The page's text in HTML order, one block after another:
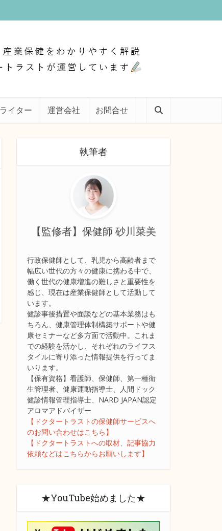
ライター 運営会社 お問合せ
執筆者
【監修者】保健師 砂川菜美
行政保健師として、乳児から高齢者まで
幅広い世代の方々の健康に携わる中で、
働く世代の健康増進の難しさと重要性を
感じ、現在は産業保健師として活動して
います。
健診事後措置や面談などの基本業務はも
ちろん、健康管理体制構築サポートや健
康セミナーなど多方面で活動中。これま
での経験を活かし、それぞれのライフス
タイルに寄り添った情報提供を行ってま
いります。
【保有資格】看護師、保健師、第一種衛
生管理者、健康運動指導士、人間ドック
健診情報管理指導士、NARD JAPAN認定
アロマアドバイザー
【ドクタートラストの保健師サービスへ
のお問い合わせはこちら】
【ドクタートラストへの取材、記事協力
依頼などはこちらからお願いします】
★YouTube始めました★